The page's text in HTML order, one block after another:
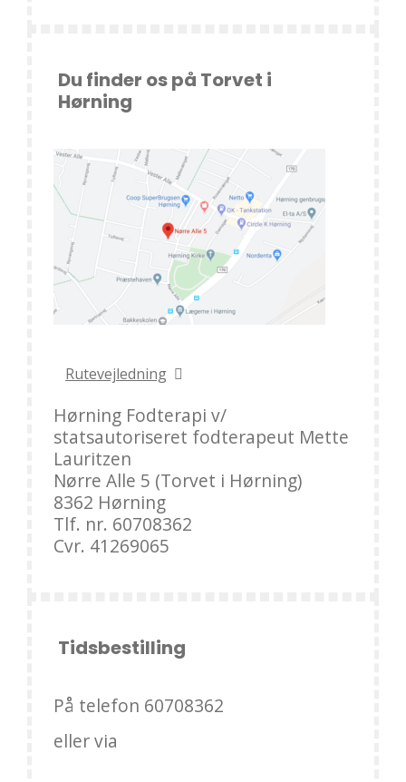
Du finder os på Torvet i
Hørning
Rutevejledning
Hørning Fodterapi v/
statsautoriseret fodterapeut Mette
Lauritzen
Nørre Alle 5 (Torvet i Hørning)
8362 Hørning
Tlf. nr. 60708362
Cvr. 41269065
Tidsbestilling
På telefon 60708362
eller via